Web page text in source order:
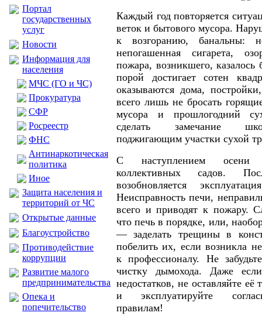
Портал
государственных
услуг
Новости
Информация для
населения
МЧС (ГО и ЧС)
Прокуратура
CФР
Росреестр
ФНС
Антинаркотическая
политика
Иное
Защита населения и
территорий от ЧС
Открытые данные
Благоустройство
Противодействие
коррупции
Развитие малого
предпринимательства
Опека и
попечительство
Каждый год повторяется
веток и бытового мусора.
к возгоранию, банальны:
непогашенная сигарета,
пожара, возникшего, казалось
порой достигает сотен
оказываются дома,
всего лишь не бросать
мусора и прошлогодний
сделать замечание
поджигающим участки сухой
С наступлением осени
коллективных садов.
возобновляется
Неисправность печи,
всего и приводят к пожару.
что печь в порядке, или,
— заделать трещины в
побелить их, если возникла
к профессионалу. Не
чистку дымохода. Даже
недостатков, не оставляйте
и эксплуатируйте
правилам!